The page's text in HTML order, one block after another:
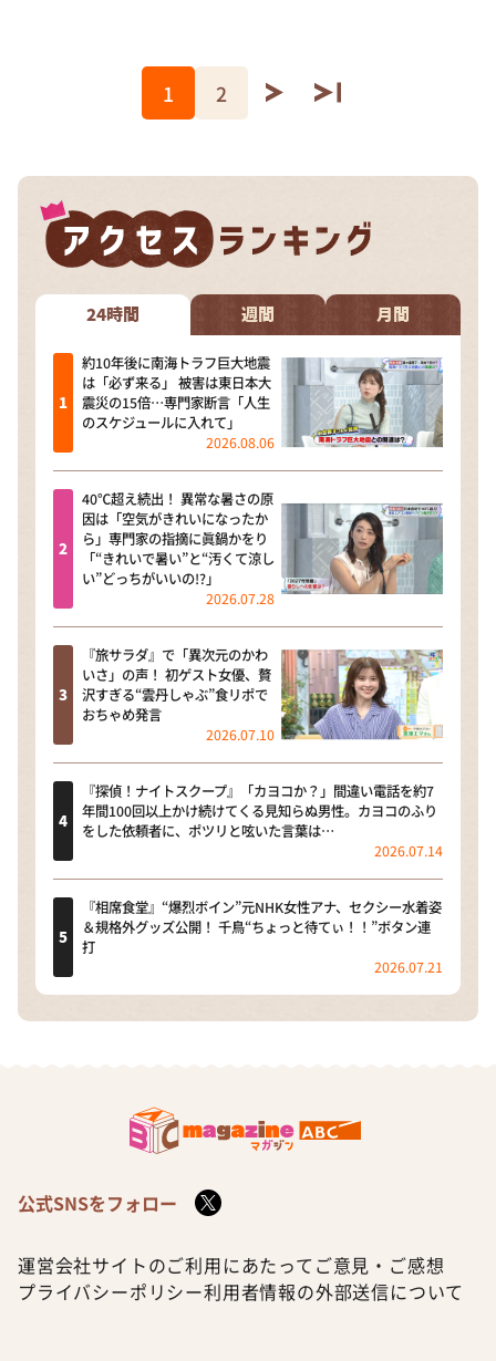
1 2
24時間 週間 月間
約10年後に南海トラフ巨大地震
は「必ず来る」 被害は東日本大
震災の15倍…専門家断言「人生
のスケジュールに入れて」
2026.08.06
40℃超え続出！ 異常な暑さの原
因は「空気がきれいになったか
ら」専門家の指摘に眞鍋かをり
「“きれいで暑い”と“汚くて涼し
い”どっちがいいの!?」
2026.07.28
『旅サラダ』で「異次元のかわ
いさ」の声！ 初ゲスト女優、贅
沢すぎる“雲丹しゃぶ”食リポで
おちゃめ発言
2026.07.10
『探偵！ナイトスクープ』「カヨコか？」間違い電話を約7
年間100回以上かけ続けてくる見知らぬ男性。カヨコのふり
をした依頼者に、ポツリと呟いた言葉は…
2026.07.14
『相席食堂』“爆烈ボイン”元NHK女性アナ、セクシー水着姿
＆規格外グッズ公開！ 千鳥“ちょっと待てぃ！！”ボタン連
打
2026.07.21
公式SNSをフォロー
運営会社サイトのご利用にあたって ご意見・ご感想
プライバシーポリシー利用者情報の外部送信について